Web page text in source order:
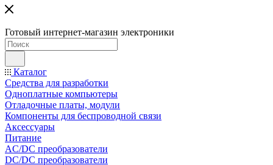
Готовый интернет-магазин электроники
Каталог
Средства для разработки
Одноплатные компьютеры
Отладочные платы, модули
Компоненты для беспроводной связи
Аксессуары
Питание
AC/DC преобразователи
DC/DC преобразователи